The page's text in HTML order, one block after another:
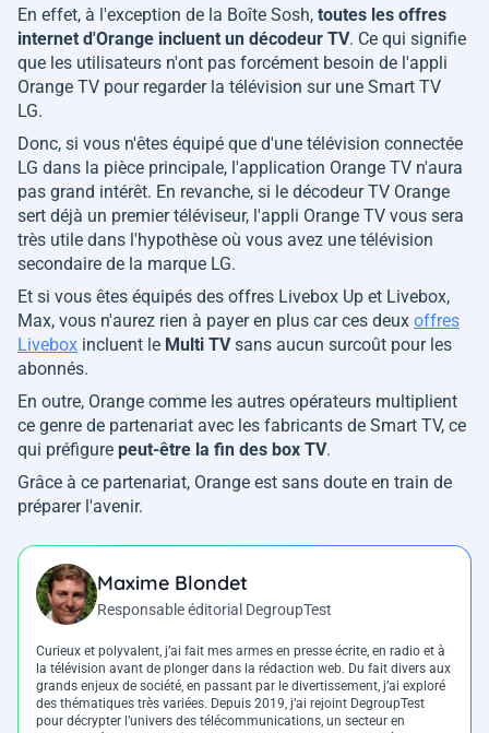
En effet, à l'exception de la Boîte Sosh, toutes les offres
internet d'Orange incluent un décodeur TV. Ce qui signifie
que les utilisateurs n'ont pas forcément besoin de l'appli
Orange TV pour regarder la télévision sur une Smart TV
LG.
Donc, si vous n'êtes équipé que d'une télévision connectée
LG dans la pièce principale, l'application Orange TV n'aura
pas grand intérêt. En revanche, si le décodeur TV Orange
sert déjà un premier téléviseur, l'appli Orange TV vous sera
très utile dans l'hypothèse où vous avez une télévision
secondaire de la marque LG.
Et si vous êtes équipés des offres Livebox Up et Livebox,
Max, vous n'aurez rien à payer en plus car ces deux offres
Livebox incluent le Multi TVsans aucun surcoût pour les
abonnés.
En outre, Orange comme les autres opérateurs multiplient
ce genre de partenariat avec les fabricants de Smart TV, ce
qui préfigure peut-être la fin des box TV.
Grâce à ce partenariat, Orange est sans doute en train de
préparer l'avenir.
Maxime Blondet
Responsable éditorial DegroupTest
Curieux et polyvalent, j’ai fait mes armes en presse écrite, en radio et à
la télévision avant de plonger dans la rédaction web. Du fait divers aux
grands enjeux de société, en passant par le divertissement, j’ai exploré
des thématiques très variées. Depuis 2019, j’ai rejoint DegroupTest
pour décrypter l’univers des télécommunications, un secteur en